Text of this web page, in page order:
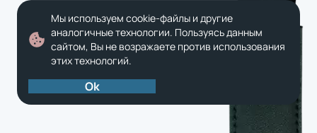
Мы используем cookie-файлы и другие
аналогичные технологии. Пользуясь данным
сайтом, Вы не возражаете против использования
этих технологий.
Ok